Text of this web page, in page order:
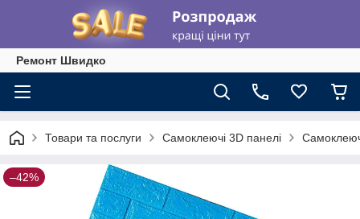
Ремонт Швидко
Товари та послуги Самоклеючі 3D панелі
–42%